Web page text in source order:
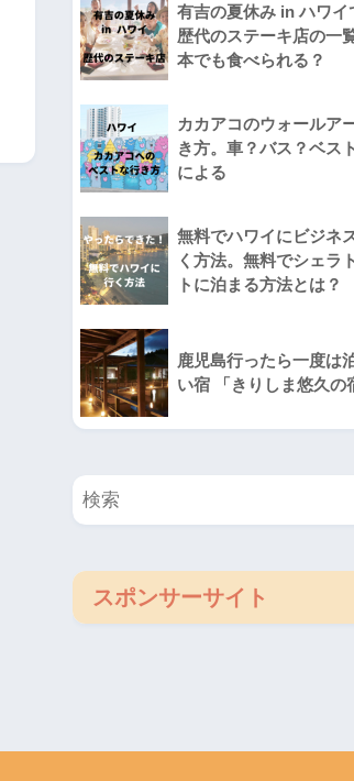
有吉の夏休み in ハワイ
歴代のステーキ店の一
本でも食べられる？
カカアコのウォールア
き方。車？バス？ベス
による
無料でハワイにビジネ
く方法。無料でシェラ
トに泊まる方法とは？
鹿児島行ったら一度は
い宿 「きりしま悠久の
スポンサーサイト